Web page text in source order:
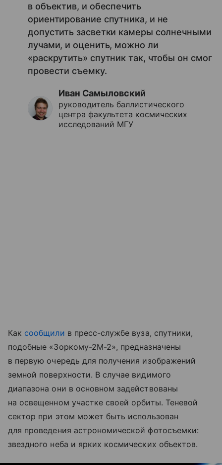
в объектив, и обеспечить
ориентирование спутника, и не
допустить засветки камеры солнечными
лучами, и оценить, можно ли
«раскрутить» спутник так, чтобы он смог
провести съемку.
Иван Самыловский
руководитель баллистического
центра факультета космических
исследований МГУ
Как сообщили в пресс-службе вуза, спутники,
подобные «Зоркому-2М-2», предназначены
в первую очередь для получения изображений
земной поверхности. В случае видимого
диапазона они в основном задействованы
на освещенном участке своей орбиты. Теневой
сектор при этом может быть использован
для проведения астрономической фотосъемки:
звездного неба и ярких космических объектов.